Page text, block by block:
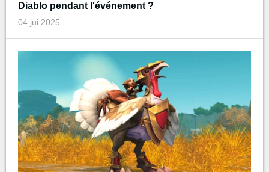
Diablo pendant l'événement ?
04 jui 2025